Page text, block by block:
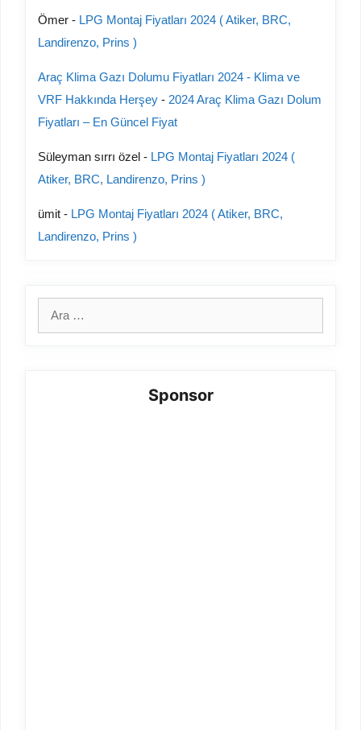
Ömer - LPG Montaj Fiyatları 2024 ( Atiker, BRC,
Landirenzo, Prins )
Araç Klima Gazı Dolumu Fiyatları 2024 - Klima ve
VRF Hakkında Herşey - 2024 Araç Klima Gazı Dolum
Fiyatları – En Güncel Fiyat
Süleyman sırrı özel - LPG Montaj Fiyatları 2024 (
Atiker, BRC, Landirenzo, Prins )
ümit - LPG Montaj Fiyatları 2024 ( Atiker, BRC,
Landirenzo, Prins )
için
ara
Sponsor